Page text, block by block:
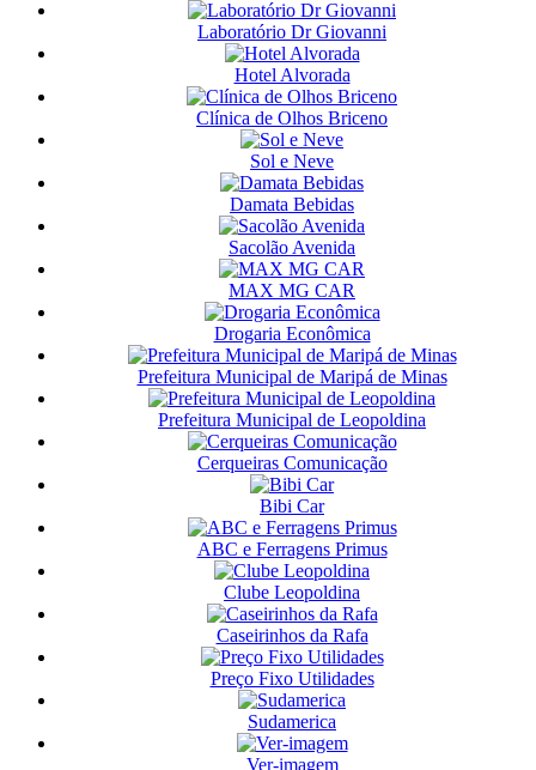
Laboratório Dr Giovanni
Hotel Alvorada
Clínica de Olhos Briceno
Sol e Neve
Damata Bebidas
Sacolão Avenida
MAX MG CAR
Drogaria Econômica
Prefeitura Municipal de Maripá de Minas
Prefeitura Municipal de Leopoldina
Cerqueiras Comunicação
Bibi Car
ABC e Ferragens Primus
Clube Leopoldina
Caseirinhos da Rafa
Preço Fixo Utilidades
Sudamerica
Ver-imagem